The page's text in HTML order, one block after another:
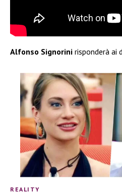
Alfonso Signorini risponderà ai
REALITY